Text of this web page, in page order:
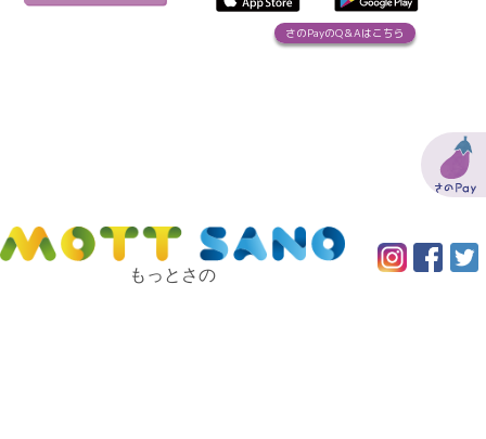
さのPayのQ＆Aはこちら
もっとさの